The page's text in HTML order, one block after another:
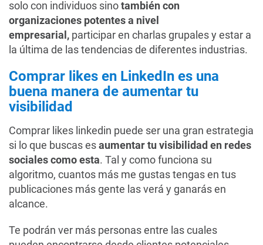
solo con individuos sinotambién con
organizaciones potentes a nivel
empresarial, participar en charlas grupales y estar a
la última de las tendencias de diferentes industrias.
Comprar likes en LinkedIn es una
buena manera de aumentar tu
visibilidad
Comprar likes linkedin puede ser una gran estrategia
si lo que buscas esaumentar tu visibilidad en redes
sociales como esta. Tal y como funciona su
algoritmo, cuantos más me gustas tengas en tus
publicaciones más gente las verá y ganarás en
alcance.
Te podrán ver más personas entre las cuales